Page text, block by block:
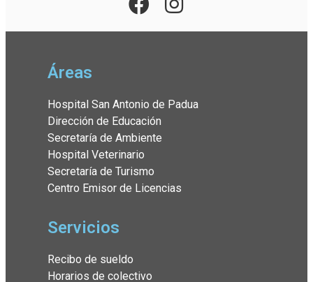
Áreas
Hospital San Antonio de Padua
Dirección de Educación
Secretaría de Ambiente
Hospital Veterinario
Secretaría de Turismo
Centro Emisor de Licencias
Servicios
Recibo de sueldo
Horarios de colectivo